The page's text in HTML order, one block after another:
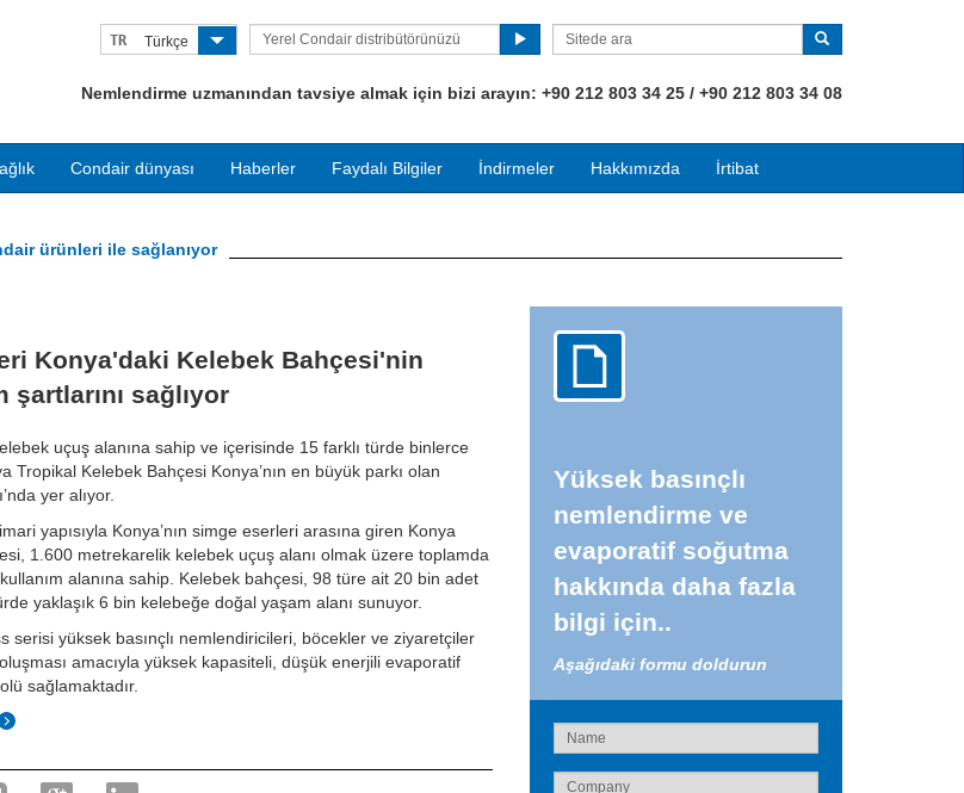
TR Türkçe
Yerel Condair distribütörünüzü
Nemlendirme uzmanından tavsiye almak için bizi arayın: +90 212 803 34 25 / +90 212 803 34 08
Condair dünyası Haberler Faydalı Bilgiler İndirmeler Hakkımızda İrtibat
ürünleri ile sağlanıyor
Konya'daki Kelebek Bahçesi'nin
sağlıyor
uçuş alanına sahip ve içerisinde 15 farklı türde binlerce
Tropikal Kelebek Bahçesi Konya’nın en büyük parkı olan
yer alıyor.
yapısıyla Konya’nın simge eserleri arasına giren Konya
1.600 metrekarelik kelebek uçuş alanı olmak üzere toplamda
alanına sahip. Kelebek bahçesi, 98 türe ait 20 bin adet
yaklaşık 6 bin kelebeğe doğal yaşam alanı sunuyor.
serisi yüksek basınçlı nemlendiricileri, böcekler ve ziyaretçiler
amacıyla yüksek kapasiteli, düşük enerjili evaporatif
sağlamaktadır.
Yüksek basınçlı
nemlendirme ve
evaporatif soğutma
hakkında daha fazla
bilgi için..
Aşağıdaki formu doldurun